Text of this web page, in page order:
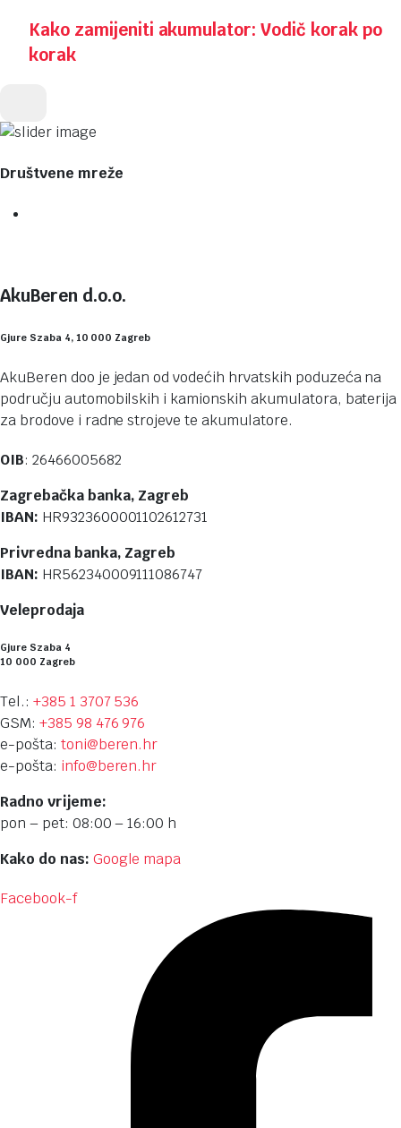
Kako zamijeniti akumulator: Vodič korak po
korak
Društvene mreže
AkuBeren d.o.o.
Gjure Szaba 4, 10 000 Zagreb
AkuBeren doo je jedan od vodećih hrvatskih poduzeća na
području automobilskih i kamionskih akumulatora, baterija
za brodove i radne strojeve te akumulatore.
OIB: 26466005682
Zagrebačka banka, Zagreb
IBAN: HR9323600001102612731
Privredna banka, Zagreb
IBAN: HR562340009111086747
Veleprodaja
Gjure Szaba 4
10 000 Zagreb
Tel.: +385 1 3707 536
GSM: +385 98 476 976
e-pošta: toni@beren.hr
e-pošta: info@beren.hr
Radno vrijeme:
pon – pet: 08:00 – 16:00 h
Kako do nas: Google mapa
Facebook-f